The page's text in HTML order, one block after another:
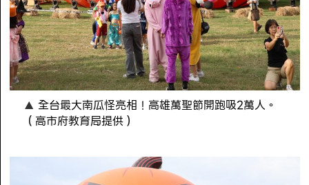
全台最大南瓜怪亮相！高雄萬聖節開跑吸2萬人。
（高市府教育局提供）